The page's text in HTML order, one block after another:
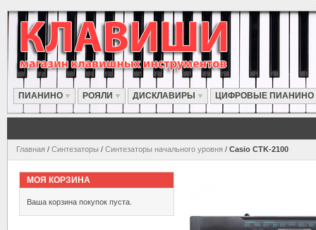
ПИАНИНО РОЯЛИ ДИСКЛАВИРЫ ЦИФРОВЫЕ ПИАНИНО
Главная / Синтезаторы / Синтезаторы начального уровня / Casio CTK-2100
МОЯ КОРЗИНА
Ваша корзина покупок пуста.